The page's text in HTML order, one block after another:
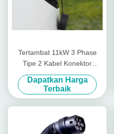
Tertambat 11kW 3 Phase
Tipe 2 Kabel Konektor
Standar Pengisian EV 16A
Dapatkan Harga
Terbaik